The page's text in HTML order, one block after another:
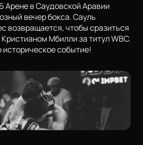
Арене в Саудовской Аравии
вечер бокса. Сауль
возвращается, чтобы сразиться
Мбилли за титул WBC.
историческое событие!